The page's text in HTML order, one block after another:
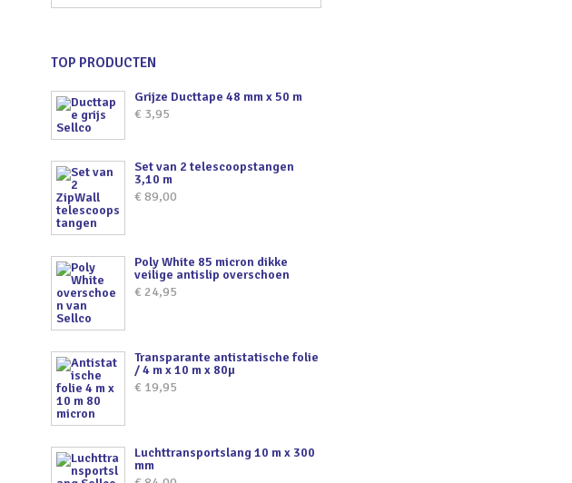
TOP PRODUCTEN
Grijze Ducttape 48 mm x 50 m
€ 3,95
Set van 2 telescoopstangen
3,10 m
€ 89,00
Poly White 85 micron dikke
veilige antislip overschoen
€ 24,95
Transparante antistatische folie
/ 4 m x 10 m x 80µ
€ 19,95
Luchttransportslang 10 m x 300
mm